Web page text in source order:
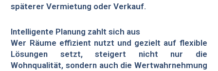
späterer Vermietung oder Verkauf.
Intelligente Planung zahlt sich aus
Wer Räume effizient nutzt und gezielt auf flexible
Lösungen setzt, steigert nicht nur die
Wohnqualität, sondern auch die Wertwahrnehmung